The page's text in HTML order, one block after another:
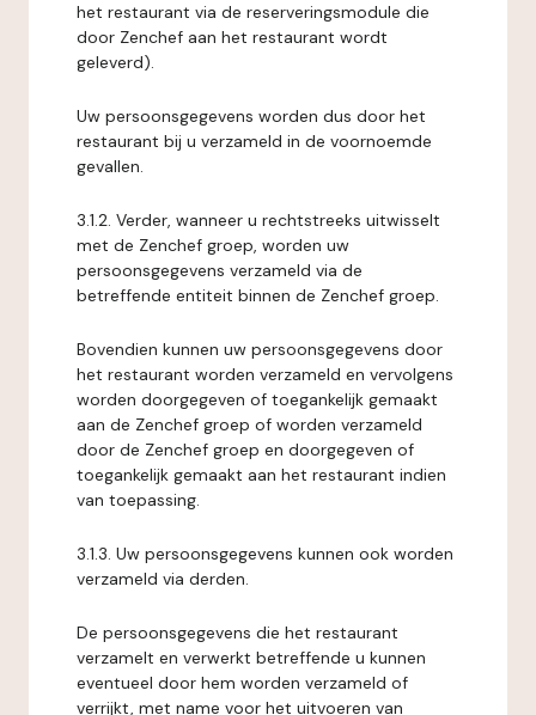
het restaurant via de reserveringsmodule die
door Zenchef aan het restaurant wordt
geleverd).
Uw persoonsgegevens worden dus door het
restaurant bij u verzameld in de voornoemde
gevallen.
3.1.2. Verder, wanneer u rechtstreeks uitwisselt
met de Zenchef groep, worden uw
persoonsgegevens verzameld via de
betreffende entiteit binnen de Zenchef groep.
Bovendien kunnen uw persoonsgegevens door
het restaurant worden verzameld en vervolgens
worden doorgegeven of toegankelijk gemaakt
aan de Zenchef groep of worden verzameld
door de Zenchef groep en doorgegeven of
toegankelijk gemaakt aan het restaurant indien
van toepassing.
3.1.3. Uw persoonsgegevens kunnen ook worden
verzameld via derden.
De persoonsgegevens die het restaurant
verzamelt en verwerkt betreffende u kunnen
eventueel door hem worden verzameld of
verrijkt, met name voor het uitvoeren van